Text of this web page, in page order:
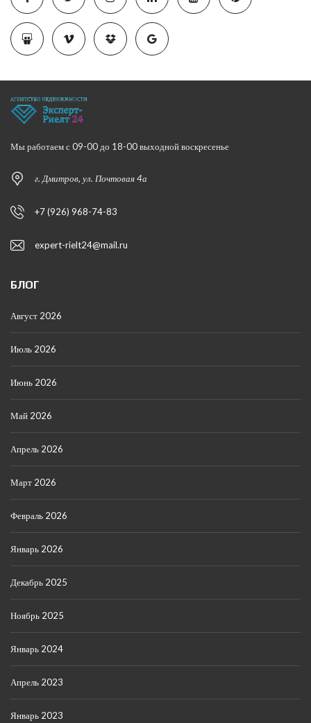
Мы работаем с 09-00 до 18-00 выходной воскресенье
г. Дмитров, ул. Почтовая 4а
+7 (926) 968-74-83
expert-rielt24@mail.ru
БЛОГ
Август 2026
Июль 2026
Июнь 2026
Май 2026
Апрель 2026
Март 2026
Февраль 2026
Январь 2026
Декабрь 2025
Ноябрь 2025
Январь 2024
Апрель 2023
Январь 2023